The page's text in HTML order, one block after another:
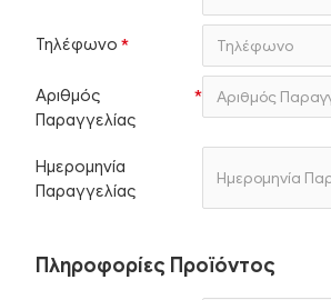
Τηλέφωνο
Αριθμός
Παραγγελίας
Ημερομηνία
Παραγγελίας
Πληροφορίες Προϊόντος